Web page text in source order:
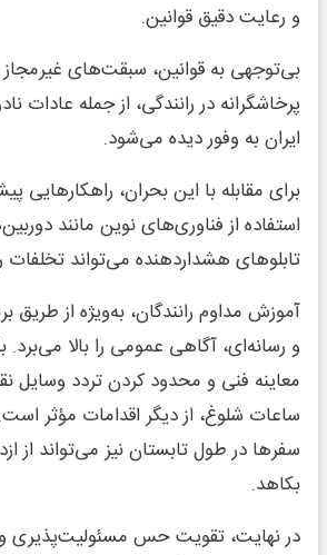
و رعایت دقیق قوانین.
بی‌توجهی به قوانین، سبقت‌های غیرمجاز
پرخاشگرانه در رانندگی، از جمله عادات
ایران به وفور دیده می‌شود.
برای مقابله با این بحران، راهکارهایی
استفاده از فناوری‌های نوین مانند
تابلوهای هشداردهنده می‌تواند
آموزش مداوم رانندگان، به‌ویژه از طریق
و رسانه‌ای، آگاهی عمومی را بالا می‌برد.
معاینه فنی و محدود کردن تردد وسایل
ساعات شلوغ، از دیگر اقدامات مؤثر
سفرها در طول تابستان نیز می‌تواند از
بکاهد.
در نهایت، تقویت حس مسئولیت‌پذیری